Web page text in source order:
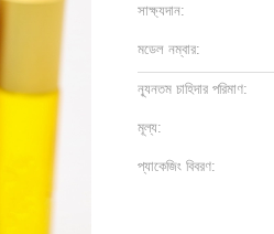
সাক্ষ্যদান:
মডেল নম্বার:
ন্যূনতম চাহিদার পরিমাণ:
মূল্য:
প্যাকেজিং বিবরণ: